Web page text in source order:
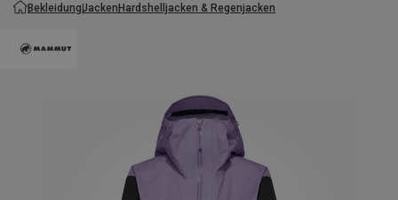
BekleidungJackenHardshelljacken & Regenjacken